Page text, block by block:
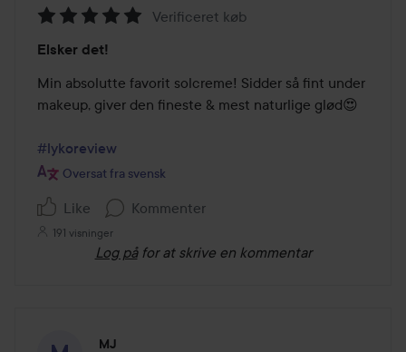
5
ud
af
Verificeret køb
Elsker det!
Min absolutte favorit solcreme! Sidder så fint under
makeup, giver den fineste & mest naturlige glød😍
#lykoreview
Oversat fra svensk
Like Kommenter
191 visninger
Log på for at skrive en kommentar
MJ